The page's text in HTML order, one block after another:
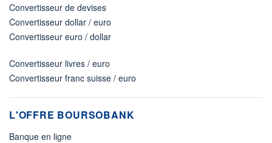
Convertisseur de devises
Convertisseur dollar / euro
Convertisseur euro / dollar
Convertisseur livres / euro
Convertisseur franc suisse / euro
L'OFFRE BOURSOBANK
Banque en ligne